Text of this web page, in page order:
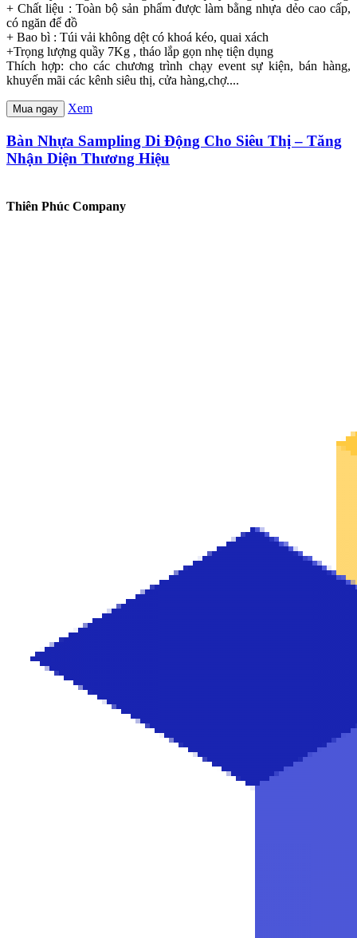
+ Chất liệu : Toàn bộ sản phẩm được làm bằng nhựa dẻo cao cấp,
có ngăn để đồ
+ Bao bì : Túi vải không dệt có khoá kéo, quai xách
+Trọng lượng quầy 7Kg , tháo lắp gọn nhẹ tiện dụng
Thích hợp: cho các chương trình chạy event sự kiện, bán hàng,
khuyến mãi các kênh siêu thị, cửa hàng,chợ....
Mua ngay Xem
Bàn Nhựa Sampling Di Động Cho Siêu Thị – Tăng
Nhận Diện Thương Hiệu
Thiên Phúc Company